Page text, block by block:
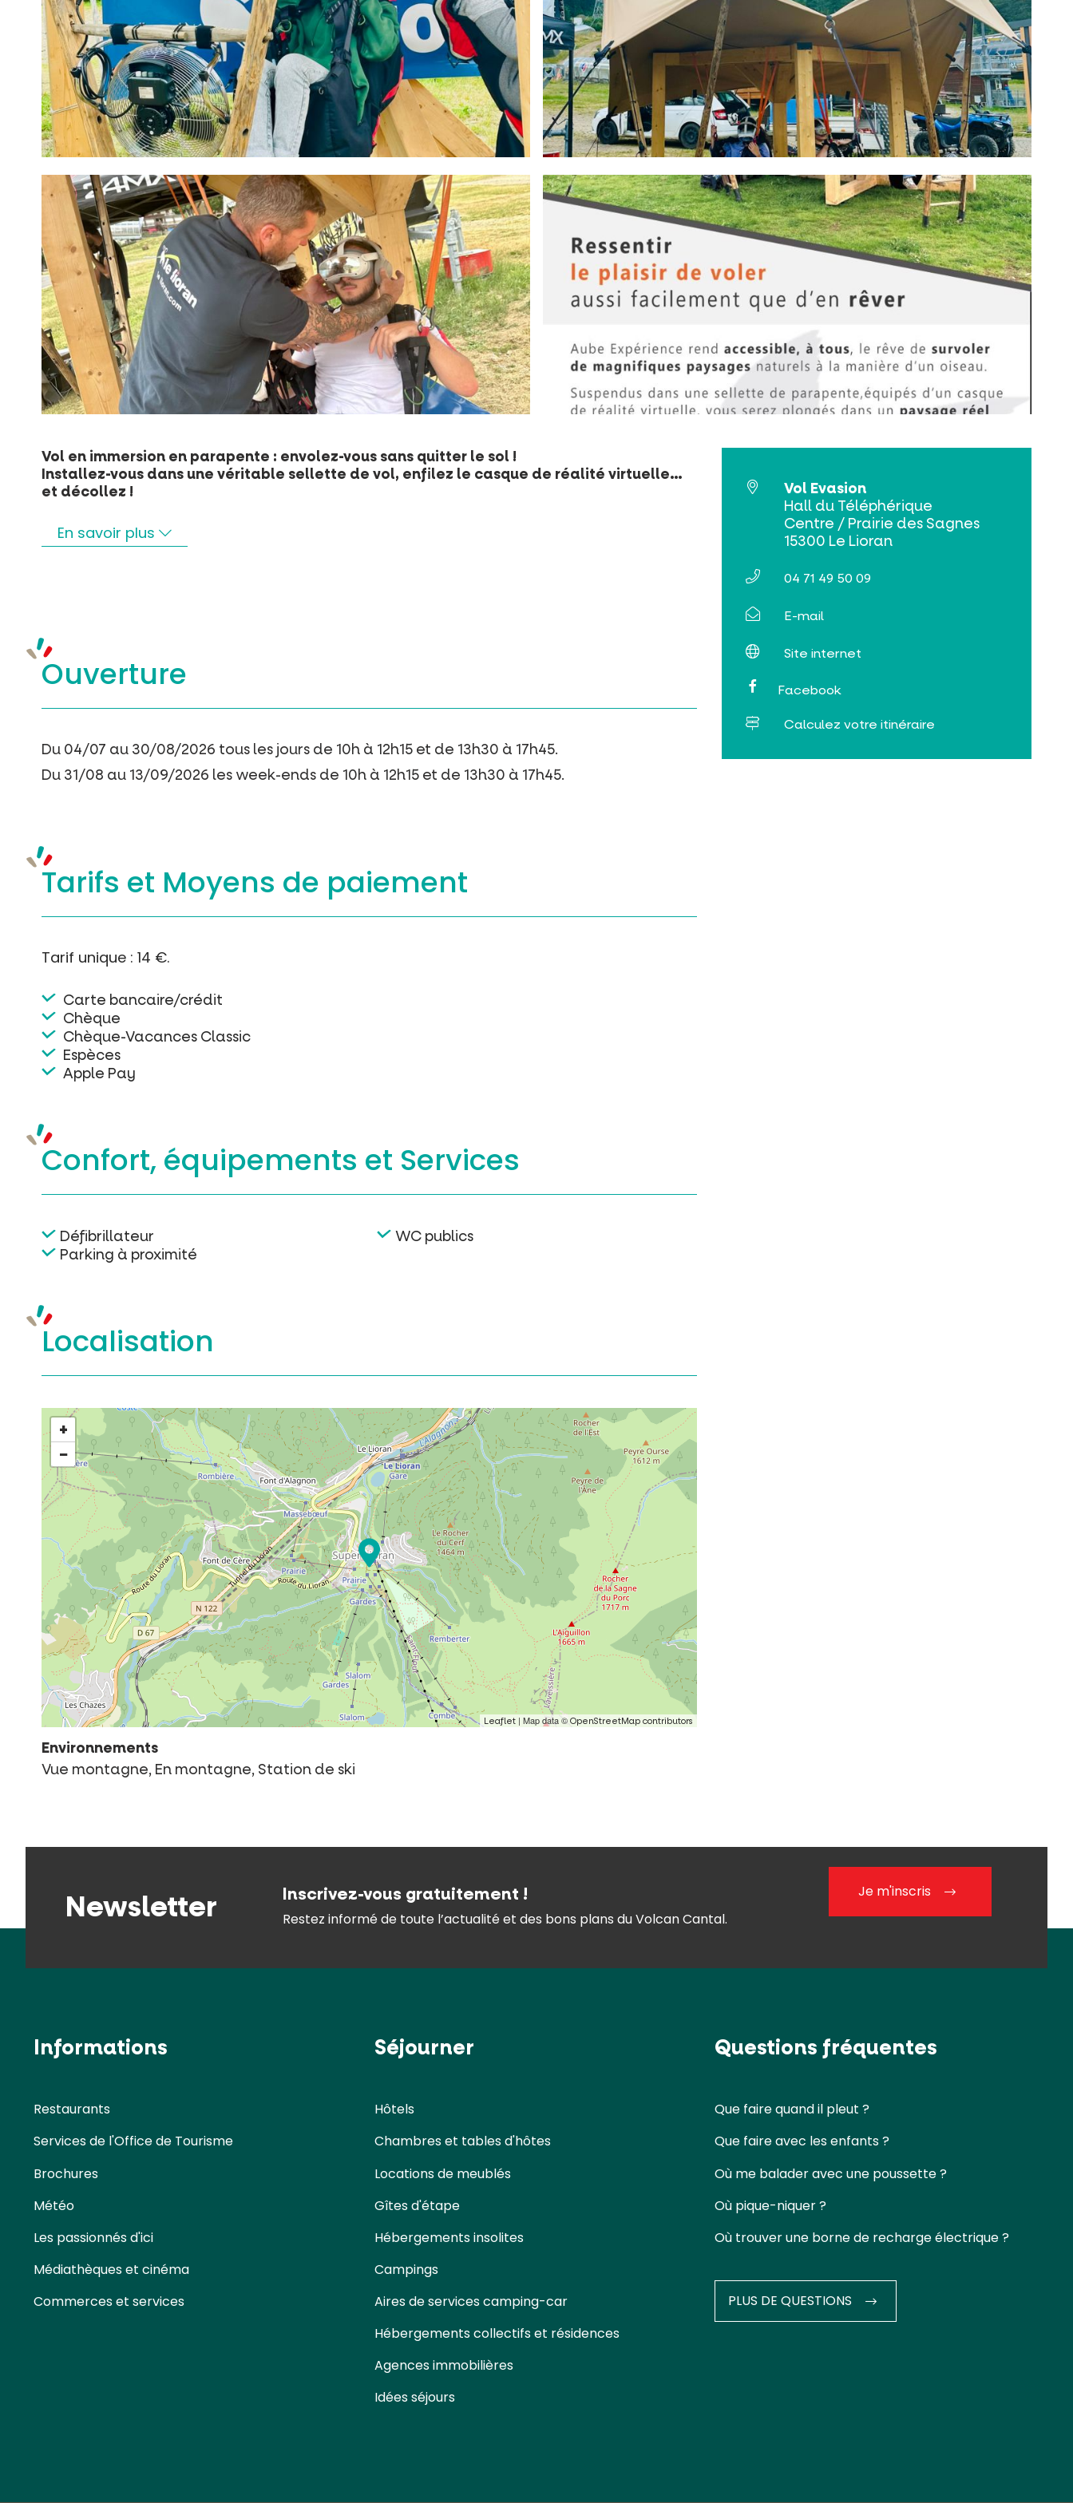
Vol en immersion en parapente : envolez-vous sans quitter le sol !
Installez-vous dans une véritable sellette de vol, enfilez le casque de réalité virtuelle…
et décollez !
En savoir plus
Ouverture
Du 04/07 au 30/08/2026 tous les jours de 10h à 12h15 et de 13h30 à 17h45.
Du 31/08 au 13/09/2026 les week-ends de 10h à 12h15 et de 13h30 à 17h45.
Tarifs et Moyens de paiement
Tarif unique : 14 €.
Carte bancaire/crédit
Chèque
Chèque-Vacances Classic
Espèces
Apple Pay
Confort, équipements et Services
Défibrillateur
Parking à proximité
WC publics
Localisation
+
−
Leaflet | Map data ©OpenStreetMap contributors
Environnements
Vue montagne, En montagne, Station de ski
Vol Evasion
Hall du Téléphérique
Centre / Prairie des Sagnes
15300 Le Lioran
04 71 49 50 09
E-mail
Site internet
Facebook
Calculez votre itinéraire
Newsletter Inscrivez-vous gratuitement !
Restez informé de toute l’actualité et des bons plans du Volcan Cantal.
Je m'inscris
Informations
Restaurants
Services de l'Office de Tourisme
Brochures
Météo
Les passionnés d'ici
Médiathèques et cinéma
Commerces et services
Séjourner
Hôtels
Chambres et tables d'hôtes
Locations de meublés
Gîtes d'étape
Hébergements insolites
Campings
Aires de services camping-car
Hébergements collectifs et résidences
Agences immobilières
Idées séjours
Questions fréquentes
Que faire quand il pleut ?
Que faire avec les enfants ?
Où me balader avec une poussette ?
Où pique-niquer ?
Où trouver une borne de recharge électrique ?
PLUS DE QUESTIONS